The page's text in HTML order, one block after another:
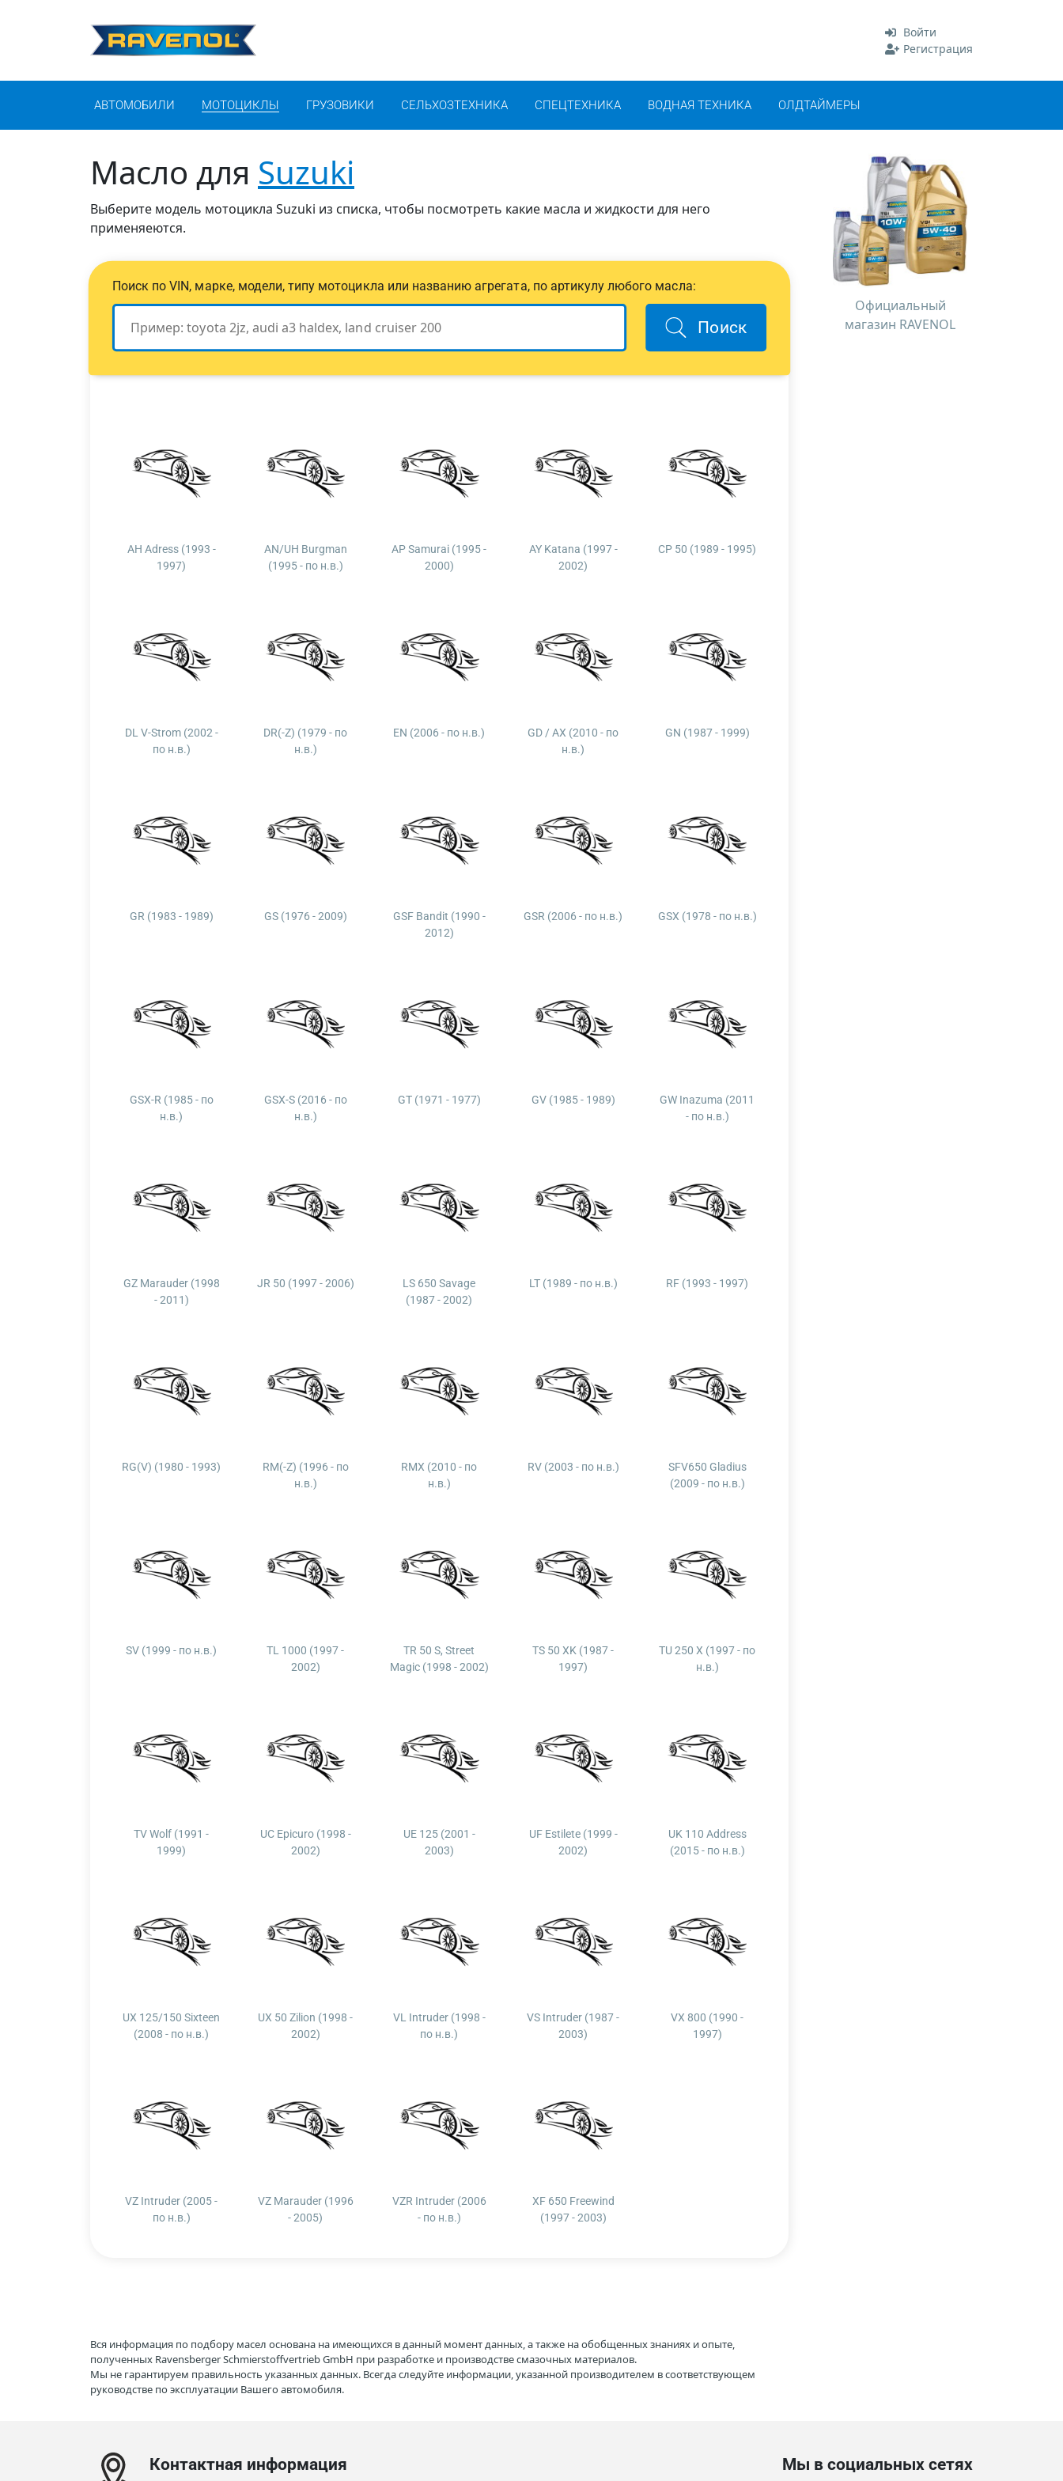
Войти
Регистрация
АВТОМОБИЛИ МОТОЦИКЛЫ ГРУЗОВИКИ СЕЛЬХОЗТЕХНИКА СПЕЦТЕХНИКА ВОДНАЯ ТЕХНИКА ОЛДТАЙМЕРЫ
Масло для Suzuki
Выберите модель мотоцикла Suzuki из списка, чтобы посмотреть какие масла и жидкости для него
применяеются.
Поиск по VIN, марке, модели, типу мотоцикла или названию агрегата, по артикулу любого масла:
Поиск
AH Adress (1993 -
1997)
AN/UH Burgman
(1995 - по н.в.)
AP Samurai (1995 -
2000)
AY Katana (1997 -
2002)
CP 50 (1989 - 1995)
DL V-Strom (2002 -
по н.в.)
DR(-Z) (1979 - по
н.в.)
EN (2006 - по н.в.)
GD / AX (2010 - по
н.в.)
GN (1987 - 1999)
GR (1983 - 1989) GS (1976 - 2009)
GSF Bandit (1990 -
2012)
GSR (2006 - по н.в.) GSX (1978 - по н.в.)
GSX-R (1985 - по
н.в.)
GSX-S (2016 - по
н.в.)
GT (1971 - 1977) GV (1985 - 1989)
GW Inazuma (2011
- по н.в.)
GZ Marauder (1998
- 2011)
JR 50 (1997 - 2006)
LS 650 Savage
(1987 - 2002)
LT (1989 - по н.в.) RF (1993 - 1997)
RG(V) (1980 - 1993)
RM(-Z) (1996 - по
н.в.)
RMX (2010 - по
н.в.)
RV (2003 - по н.в.)
SFV650 Gladius
(2009 - по н.в.)
SV (1999 - по н.в.)
TL 1000 (1997 -
2002)
TR 50 S, Street
Magic (1998 - 2002)
TS 50 XK (1987 -
1997)
TU 250 X (1997 - по
н.в.)
TV Wolf (1991 -
1999)
UC Epicuro (1998 -
2002)
UE 125 (2001 -
2003)
UF Estilete (1999 -
2002)
UK 110 Address
(2015 - по н.в.)
UX 125/150 Sixteen
(2008 - по н.в.)
UX 50 Zilion (1998 -
2002)
VL Intruder (1998 -
по н.в.)
VS Intruder (1987 -
2003)
VX 800 (1990 -
1997)
VZ Intruder (2005 -
по н.в.)
VZ Marauder (1996
- 2005)
VZR Intruder (2006
- по н.в.)
XF 650 Freewind
(1997 - 2003)
Официальный
магазин RAVENOL
Вся информация по подбору масел основана на имеющихся в данный момент данных, а также на обобщенных знаниях и опыте,
полученных Ravensberger Schmierstoffvertrieb GmbH при разработке и производстве смазочных материалов.
Мы не гарантируем правильность указанных данных. Всегда следуйте информации, указанной производителем в соответствующем
руководстве по эксплуатации Вашего автомобиля.
Контактная информация Мы в социальных сетях